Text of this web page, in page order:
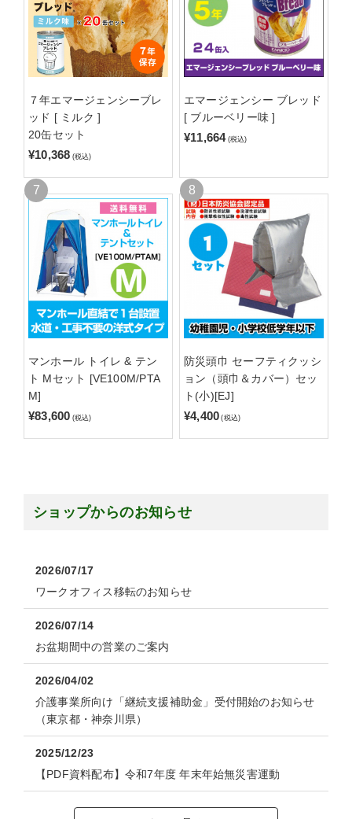
７年エマージェンシーブレ
ッド [ ミルク ]
20缶セット
¥10,368 (税込)
エマージェンシー ブレッド
[ ブルーベリー味 ]
¥11,664 (税込)
マンホール トイレ & テン
ト Mセット [VE100M/PTA
M]
¥83,600 (税込)
防災頭巾 セーフティクッシ
ョン（頭巾＆カバー）セッ
ト(小)[EJ]
¥4,400 (税込)
ショップからのお知らせ
2026/07/17
ワークオフィス移転のお知らせ
2026/07/14
お盆期間中の営業のご案内
2026/04/02
介護事業所向け「継続支援補助金」受付開始のお知らせ
（東京都・神奈川県）
2025/12/23
【PDF資料配布】令和7年度 年末年始無災害運動